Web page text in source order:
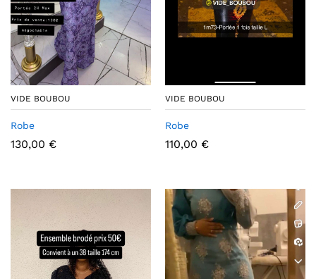
VIDE BOUBOU
Robe
130,00 €
VIDE BOUBOU
Robe
110,00 €